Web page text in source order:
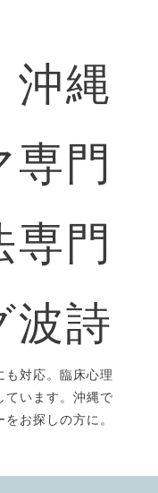
沖縄
専門
専門
波詩
対応。臨床心理
ています。沖縄で
お探しの方に。